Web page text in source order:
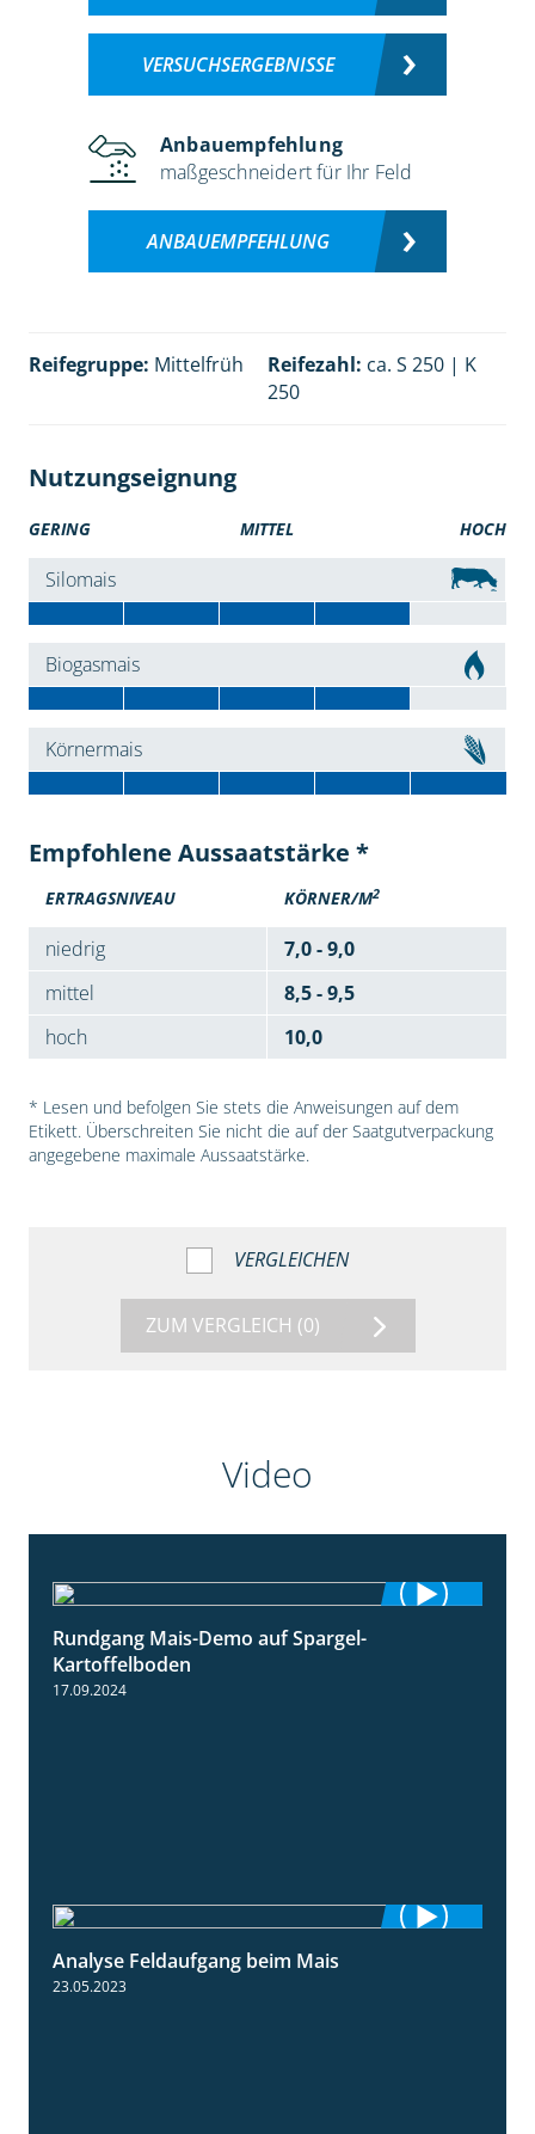
VERSUCHSERGEBNISSE
Anbauempfehlung
maßgeschneidert für Ihr Feld
ANBAUEMPFEHLUNG
Reifegruppe: Mittelfrüh Reifezahl: ca. S 250 | K
250
Nutzungseignung
GERING MITTEL HOCH
Silomais
Biogasmais
Körnermais
Empfohlene Aussaatstärke *
ERTRAGSNIVEAU KÖRNER/M2
niedrig
7,0 - 9,0
mittel
8,5 - 9,5
hoch
10,0
* Lesen und befolgen Sie stets die Anweisungen auf dem
Etikett. Überschreiten Sie nicht die auf der Saatgutverpackung
angegebene maximale Aussaatstärke.
VERGLEICHEN
ZUM VERGLEICH (0)
Video
Rundgang Mais-Demo auf Spargel-
Kartoffelboden
17.09.2024
Analyse Feldaufgang beim Mais
23.05.2023